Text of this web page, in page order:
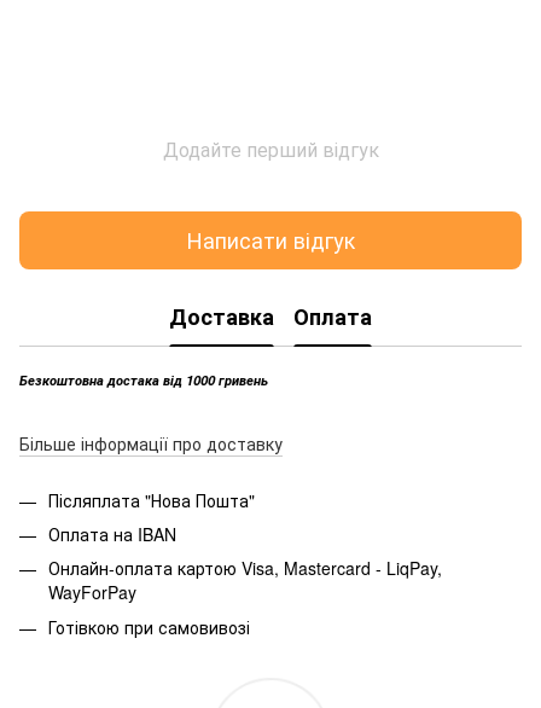
Додайте перший відгук
Написати відгук
Доставка Оплата
Безкоштовна достака від 1000 гривень
Більше інформації про доставку
Післяплата "Нова Пошта"
Оплата на IBAN
Онлайн-оплата картою Visa, Mastercard - LiqPay,
WayForPay
Готівкою при самовивозі